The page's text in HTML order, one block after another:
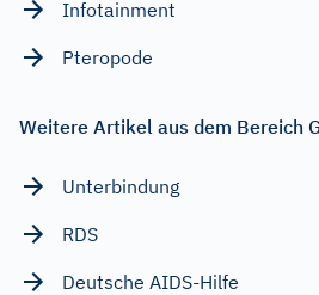
Infotainment
Pteropode
Weitere Artikel aus dem Bereich
Unterbindung
RDS
Deutsche AIDS-Hilfe